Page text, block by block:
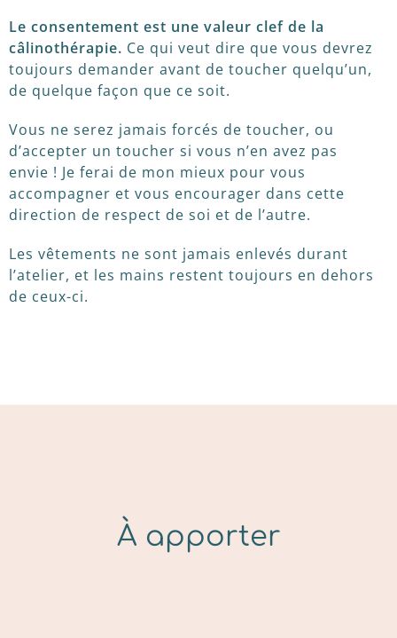
Le consentement est une valeur clef de la
câlinothérapie. Ce qui veut dire que vous devrez
toujours demander avant de toucher quelqu’un,
de quelque façon que ce soit.
Vous ne serez jamais forcés de toucher, ou
d’accepter un toucher si vous n’en avez pas
envie ! Je ferai de mon mieux pour vous
accompagner et vous encourager dans cette
direction de respect de soi et de l’autre.
Les vêtements ne sont jamais enlevés durant
l’atelier, et les mains restent toujours en dehors
de ceux-ci.
À apporter